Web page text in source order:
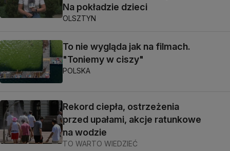
Na pokładzie dzieci
OLSZTYN
To nie wygląda jak na filmach.
"Toniemy w ciszy"
POLSKA
Rekord ciepła, ostrzeżenia
przed upałami, akcje ratunkowe
na wodzie
TO WARTO WIEDZIEĆ